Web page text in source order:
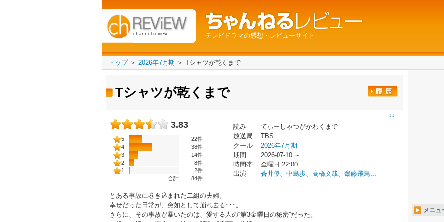
channel review テレビドラマの感想・レビューサイト
トップ＞ 2026年7月期 ＞ Tシャツが乾くまで
Tシャツが乾くまで
↓↓
3.83
5
22件
4
38件
3
14件
2
8件
1
2件
合計
84件
読み
てぃーしゃつがかわくまで
放送局
TBS
クール
2026年7月期
期間
2026-07-10 ～
時間帯
金曜日 22:00
出演
蒼井優、 中島歩、 高橋文哉、 齋藤飛鳥...
とある事故に巻き込まれた⼆組の夫婦。
幸せだった日常が、突如として崩れ去る･･･。
さらに、その事故が暴いたのは、愛する⼈の“第3⾦曜⽇の秘密”だった。
メニュ